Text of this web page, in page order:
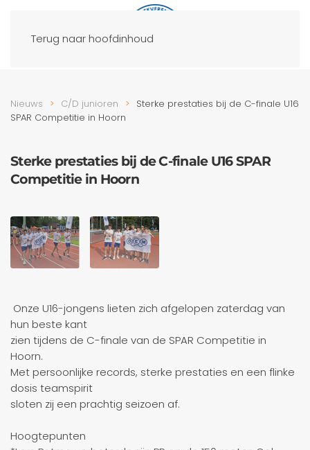
Terug naar hoofdinhoud
Nieuws C/D junioren
Sterke prestaties bij de C-finale U16
SPAR Competitie in Hoorn
Sterke prestaties bij de C-finale U16 SPAR
Competitie in Hoorn
Onze U16-jongens lieten zich afgelopen zaterdag van
hun beste kant
zien tijdens de C-finale van de SPAR Competitie in
Hoorn.
Met persoonlijke records, sterke prestaties en een flinke
dosis teamspirit
sloten zij een prachtig seizoen af.
Hoogtepunten